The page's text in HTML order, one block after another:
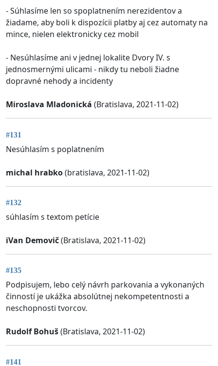
- Súhlasíme len so spoplatnením nerezidentov a
žiadame, aby boli k dispozícii platby aj cez automaty na
mince, nielen elektronicky cez mobil
- Nesúhlasíme ani v jednej lokalite Dvory IV. s
jednosmernými ulicami - nikdy tu neboli žiadne
dopravné nehody a incidenty
Miroslava Mladonická (Bratislava, 2021-11-02)
#131
Nesúhlasím s poplatnením
michal hrabko(bratislava, 2021-11-02)
#132
súhlasím s textom petície
iVan Demovič(Bratislava, 2021-11-02)
#135
Podpisujem, lebo celý návrh parkovania a vykonaných
činností je ukážka absolútnej nekompetentnosti a
neschopnosti tvorcov.
Rudolf Bohuš(Bratislava, 2021-11-02)
#141